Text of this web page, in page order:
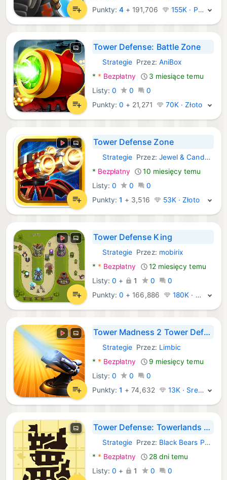
Punkty:4 + 191,706 155K · Platyna
Tower Defense: Battle Zone
Android Gry:
Strategie Przez: AniBox
* * Bezpłatny
3 miesiące temu
Listy: 0 0
0
Punkty:0 + 21,271 70K · Złoto
Tower Defense Zone
Android Gry:
Strategie Przez: Jewel & Candy - Match 3 Puzzle Game Studio
* Bezpłatny
10 miesięcy temu
Listy: 0 0
0
Punkty:1 + 3,516 53K · Złoto
Tower Defense King
Android Gry:
Strategie Przez: mobirix
* * Bezpłatny
12 miesięcy temu
Listy: 0 + 1 0
0
Punkty:0 + 166,886 180K · Legenda
Tower Madness 2 Tower Defense
Android Gry:
Strategie Przez: Limbic
* * Bezpłatny
9 miesięcy temu
Listy: 0 0
0
Punkty:1 +74,632 13K · Srebro
Tower Defense: Towerlands (TD)
Android Gry:
Strategie Przez: Black Bears Publishing
* * Bezpłatny
28 dni temu
Listy: 0 + 1 0
0